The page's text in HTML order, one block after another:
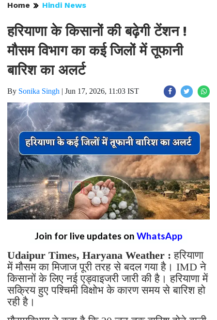
Home Hindi News
हरियाणा के किसानों की बढ़ेगी टेंशन !
मौसम विभाग का कई जिलों में तूफानी
बारिश का अलर्ट
By Sonika Singh | Jun 17, 2026, 11:03 IST
Join for live updates on WhatsApp
Udaipur Times, Haryana Weather :हरियाणा
में मौसम का मिजाज पूरी तरह से बदल गया है। IMD ने
किसानों के लिए नई एड्वाइजरी जारी की है। हरियाणा में
सक्रिय हुए पश्चिमी विक्षोभ के कारण समय से बारिश हो
रही है।